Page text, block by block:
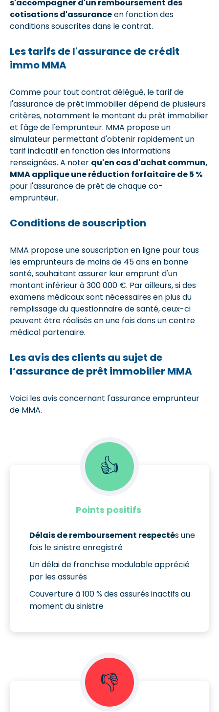
s'accompagner d'un remboursement des
cotisations d'assuranceen fonction des
conditions souscrites dans le contrat.
Les tarifs de l'assurance de crédit
immo MMA
Comme pour tout contrat délégué, le tarif de
l'assurance de prêt immobilier dépend de plusieurs
critères, notamment le montant du prêt immobilier
et l'âge de l'emprunteur. MMA propose un
simulateur permettant d'obtenir rapidement un
tarif indicatif en fonction des informations
renseignées. A noter qu'en cas d'achat commun,
MMA applique une réduction forfaitaire de 5 %
pour l'assurance de prêt de chaque co-
emprunteur.
Conditions de souscription
MMA propose une souscription en ligne pour tous
les emprunteurs de moins de 45 ans en bonne
santé, souhaitant assurer leur emprunt d'un
montant inférieur à 300 000 €. Par ailleurs, si des
examens médicaux sont nécessaires en plus du
remplissage du questionnaire de santé, ceux-ci
peuvent être réalisés en une fois dans un centre
médical partenaire.
Les avis des clients au sujet de
l’assurance de prêt immobilier MMA
Voici les avis concernant l'assurance emprunteur
de MMA.
👍
Points positifs
Délais de remboursement respectés une
fois le sinistre enregistré
Un délai de franchise modulable apprécié
par les assurés
Couverture à 100 % des assurés inactifs au
moment du sinistre
👎